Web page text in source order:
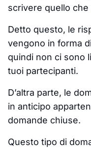
scrivere quello che
Detto questo, le
vengono in forma
quindi non ci sono
tuoi partecipanti.
D’altra parte, le
in anticipo
domande chiuse.
Questo tipo di